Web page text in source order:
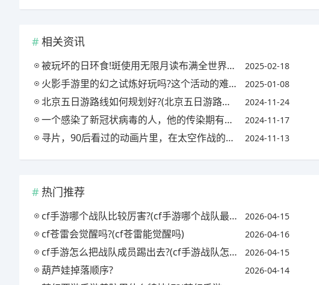
相关资讯
被玩坏的日环食!斑使用无限月读布满全世界，迪迦现身，你怎么看? 2025-02-18
火影手游里的幻之试炼好玩吗?这个活动的难度怎么样?(火影忍者手游幻之试炼怎么过视频) 2025-01-08
北京五日游路线如何规划好?(北京五日游路线如何规划好一点) 2024-11-24
一个感染了新冠状病毒的人，他的传染期有多长?(一个感染了新冠状病毒的人,他的传染期有多长) 2024-11-17
寻片，90后看过的动画片里，在太空作战的有哪些?(在太空中作战的动画片) 2024-11-13
热门推荐
cf手游哪个战队比较厉害?(cf手游哪个战队最强) 2026-04-15
cf苍雷会觉醒吗?(cf苍雷能觉醒吗) 2026-04-16
cf手游怎么把战队成员踢出去?(cf手游战队怎么踢人) 2026-04-15
葫芦娃掉落顺序? 2026-04-14